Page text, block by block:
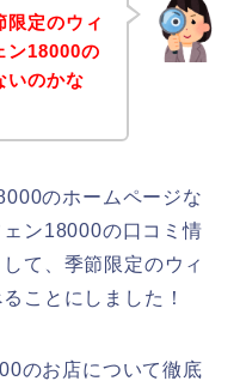
限定のウィ
ン18000の
いのかな
のホームページな
ン18000の口コミ情
て、季節限定のウィ
ことにしました！
のお店について徹底